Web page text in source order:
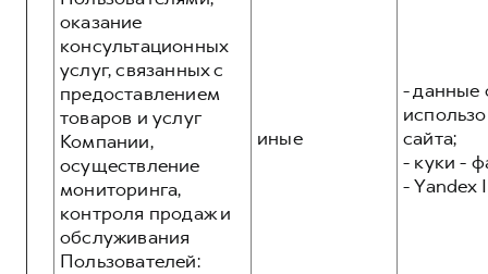
оказание
консультационных
услуг, связанных с
предоставлением
товаров и услуг
Компании,
осуществление
мониторинга,
контроля продаж и
обслуживания
Пользователей:
иные
- данные
сайта;
- куки -
- Yandex